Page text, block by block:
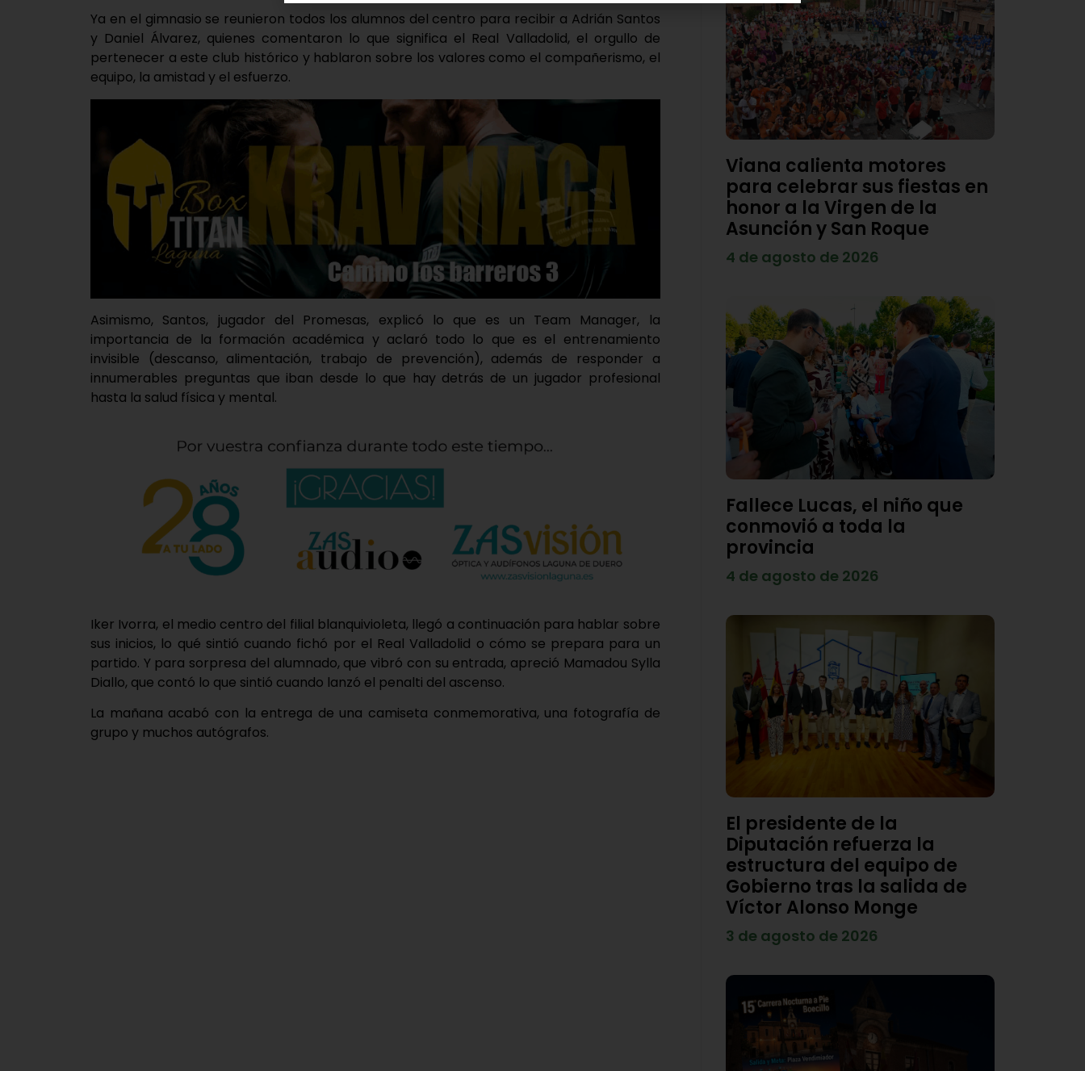
Ya en el gimnasio se reunieron todos los alumnos del centro para recibir a Adrián Santos
y Daniel Álvarez, quienes comentaron lo que significa el Real Valladolid, el orgullo de
pertenecer a este club histórico y hablaron sobre los valores como el compañerismo, el
equipo, la amistad y el esfuerzo.
Asimismo, Santos, jugador del Promesas, explicó lo que es un Team Manager, la
importancia de la formación académica y aclaró todo lo que es el entrenamiento
invisible (descanso, alimentación, trabajo de prevención), además de responder a
innumerables preguntas que iban desde lo que hay detrás de un jugador profesional
hasta la salud física y mental.
Iker Ivorra, el medio centro del filial blanquivioleta, llegó a continuación para hablar sobre
sus inicios, lo qué sintió cuando fichó por el Real Valladolid o cómo se prepara para un
partido. Y para sorpresa del alumnado, que vibró con su entrada, apreció Mamadou Sylla
Diallo, que contó lo que sintió cuando lanzó el penalti del ascenso.
La mañana acabó con la entrega de una camiseta conmemorativa, una fotografía de
grupo y muchos autógrafos.
Viana calienta motores
para celebrar sus fiestas en
honor a la Virgen de la
Asunción y San Roque
4 de agosto de 2026
Fallece Lucas, el niño que
conmovió a toda la
provincia
4 de agosto de 2026
El presidente de la
Diputación refuerza la
estructura del equipo de
Gobierno tras la salida de
Víctor Alonso Monge
3 de agosto de 2026